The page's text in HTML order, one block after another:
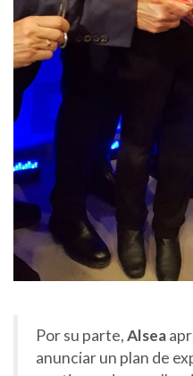
Por su parte,Alsea
anunciar un plan de